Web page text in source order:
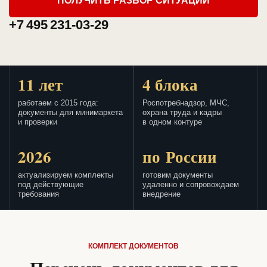
+7 495 231-03-29
11 лет
работаем с 2015 года:
документы для минимаркета
и проверки
4 блока
Роспотребнадзор, МЧС,
охрана труда и кадры
в одном контуре
2026
актуализируем комплекты
под действующие
требования
по России
готовим документы
удаленно и сопровождаем
внедрение
КОМПЛЕКТ ДОКУМЕНТОВ